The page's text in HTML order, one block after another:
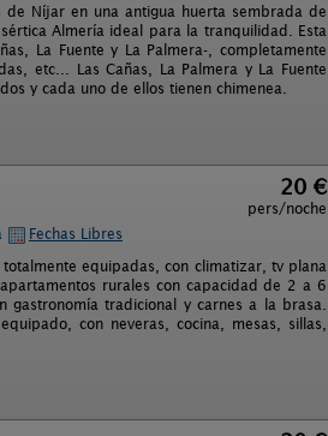
Níjar en una antigua huerta sembrada de
Almería ideal para la tranquilidad. Esta
La Fuente y La Palmera-, completamente
etc... Las Cañas, La Palmera y La Fuente
y cada uno de ellos tienen chimenea.
20 €
pers/noche
Fechas Libres
equipadas, con climatizar, tv plana
rurales con capacidad de 2 a 6
tradicional y carnes a la brasa.
con neveras, cocina, mesas, sillas,